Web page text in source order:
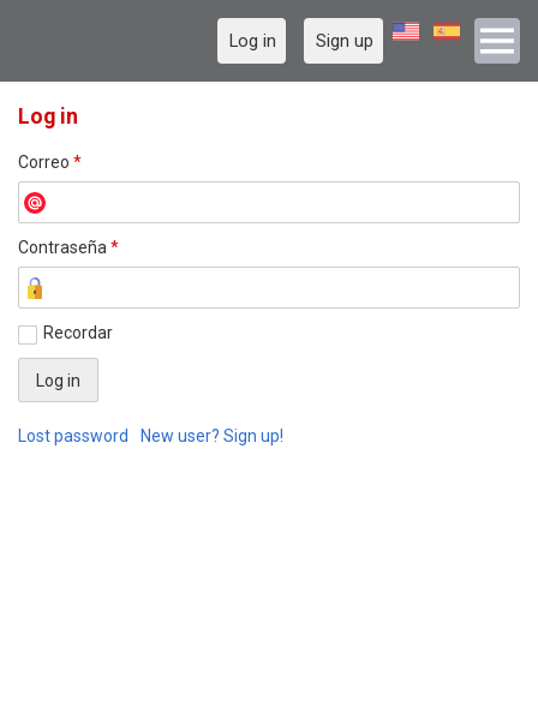
Log in Sign up
Log in
Correo *
Contraseña *
Recordar
Lost password New user? Sign up!